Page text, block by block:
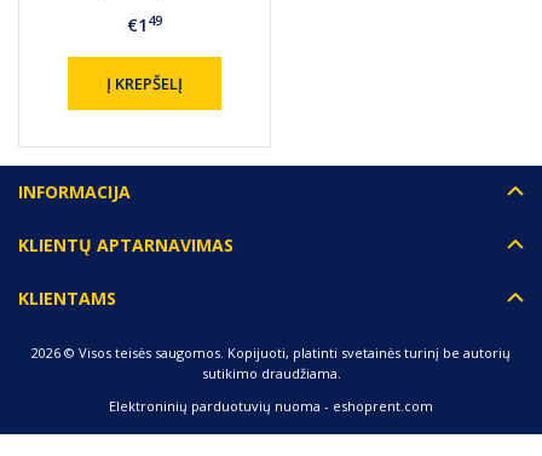
€1 49
Į KREPŠELĮ
INFORMACIJA
KLIENTŲ APTARNAVIMAS
KLIENTAMS
2026 © Visos teisės saugomos. Kopijuoti, platinti svetainės turinį be autorių
sutikimo draudžiama.
Elektroninių parduotuvių nuoma - eshoprent.com